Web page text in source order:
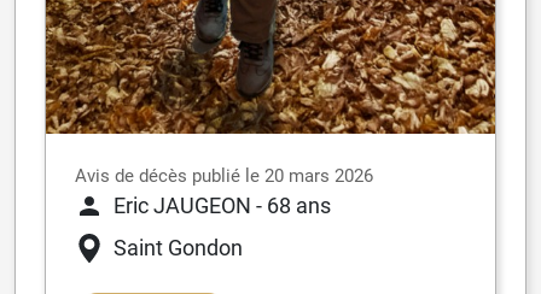
Avis de décès publié le 20 mars 2026
Eric JAUGEON - 68 ans
Saint Gondon